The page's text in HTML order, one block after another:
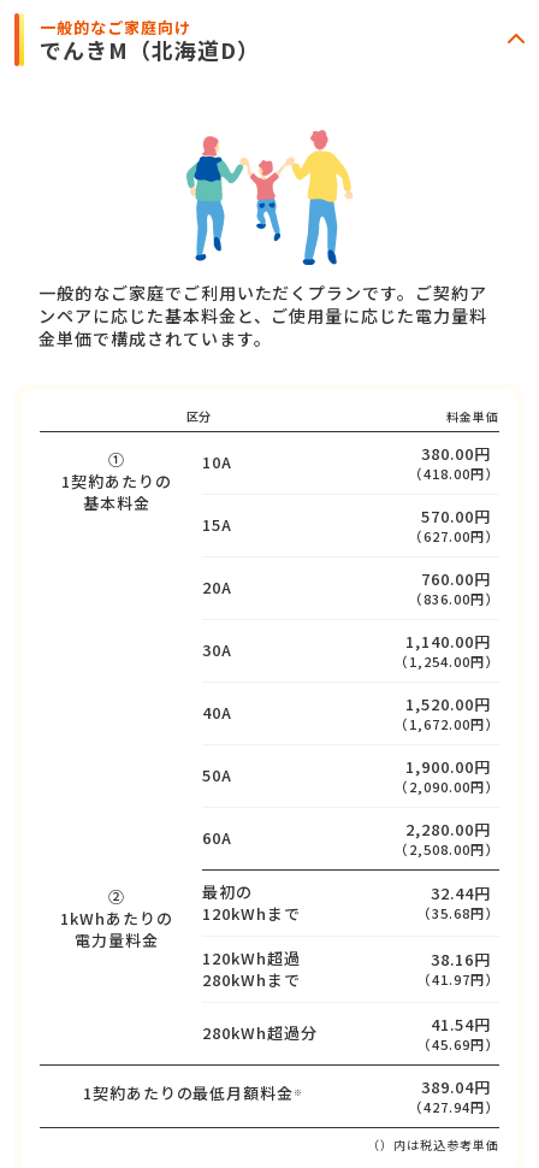
一般的なご家庭向け
でんきM （北海道D）
一般的なご家庭でご利用いただくプランです。ご契約ア
ンペアに応じた基本料金と、ご使用量に応じた電力量料
金単価で構成されています。
区分 料金単価
①
1契約あたりの
基本料金
10A 380.00円
（418.00円）
15A 570.00円
（627.00円）
20A 760.00円
（836.00円）
30A 1,140.00円
（1,254.00円）
40A 1,520.00円
（1,672.00円）
50A 1,900.00円
（2,090.00円）
60A 2,280.00円
（2,508.00円）
②
1kWhあたりの
電力量料金
最初の
120kWhまで
32.44円
（35.68円）
120kWh超過
280kWhまで
38.16円
（41.97円）
280kWh超過分 41.54円
（45.69円）
1契約あたりの最低月額料金※ 389.04円
（427.94円）
（）内は税込参考単価